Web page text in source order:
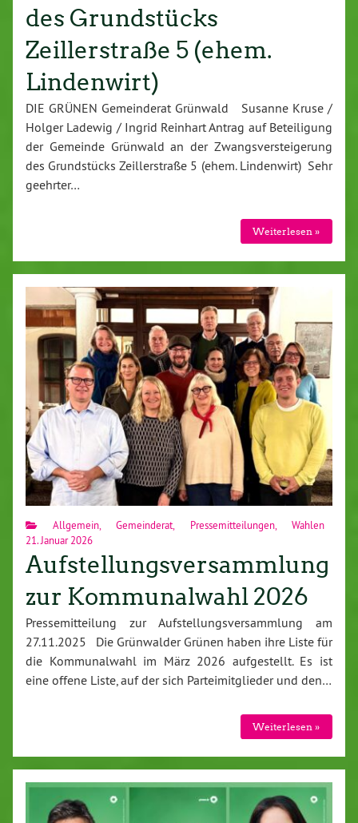
des Grundstücks
Zeillerstraße 5 (ehem.
Lindenwirt)
DIE GRÜNEN Gemeinderat Grünwald Susanne Kruse /
Holger Ladewig / Ingrid Reinhart Antrag auf Beteiligung
der Gemeinde Grünwald an der Zwangsversteigerung
des Grundstücks Zeillerstraße 5 (ehem. Lindenwirt) Sehr
geehrter…
Weiterlesen »
Allgemein, Gemeinderat Pressemitteilungen, Wahlen
21. Januar 2026
Aufstellungsversammlung
zur Kommunalwahl 2026
Pressemitteilung zur Aufstellungsversammlung am
27.11.2025 Die Grünwalder Grünen haben ihre Liste für
die Kommunalwahl im März 2026 aufgestellt. Es ist
eine offene Liste, auf der sich Parteimitglieder und den…
Weiterlesen »